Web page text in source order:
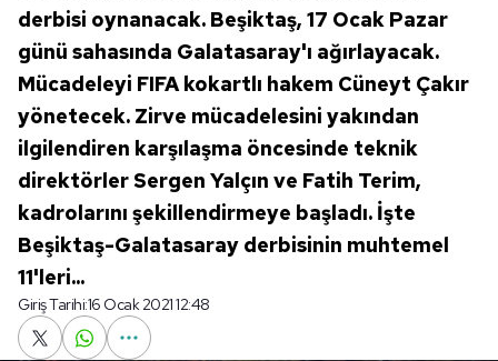
derbisi oynanacak. Beşiktaş, 17 Ocak Pazar
günü sahasında Galatasaray'ı ağırlayacak.
Mücadeleyi FIFA kokartlı hakem Cüneyt Çakır
yönetecek. Zirve mücadelesini yakından
ilgilendiren karşılaşma öncesinde teknik
direktörler Sergen Yalçın ve Fatih Terim,
kadrolarını şekillendirmeye başladı. İşte
Beşiktaş-Galatasaray derbisinin muhtemel
11'leri...
Giriş Tarihi:16 Ocak 2021 12:48